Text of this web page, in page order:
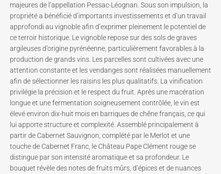
majeures de l’appellation Pessac-Léognan. Sous son impulsion, la
propriété a bénéficié d’importants investissements et d’un travail
approfondi au vignoble afin d’exprimer pleinement le potentiel de
ce terroir historique. Le vignoble repose sur des sols de graves
argileuses d’origine pyrénéenne, particulièrement favorables à la
production de grands vins. Les parcelles sont cultivées avec une
attention constante et les vendanges sont réalisées manuellement
afin de sélectionner les raisins les plus qualitatifs. La vinification
privilégie la précision et le respect du fruit. Après une macération
longue et une fermentation soigneusement contrôlée, le vin est
élevé environ dix-huit mois en barriques de chêne français, ce qui
lui apporte structure et complexité. Assemblé principalement à
partir de Cabernet Sauvignon, complété par le Merlot et une
touche de Cabernet Franc, le Château Pape Clément rouge se
distingue par son intensité aromatique et sa profondeur. Le
bouquet révèle des notes de fruits mûrs, d’épices et de nuances